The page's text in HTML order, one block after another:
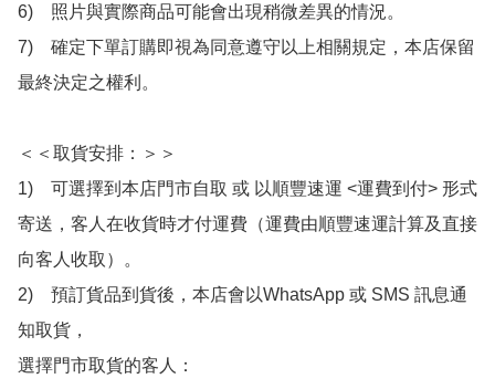
6)　照片與實際商品可能會出現稍微差異的情況。
7)　確定下單訂購即視為同意遵守以上相關規定，本店保留
最終決定之權利。
＜＜取貨安排：＞＞
1)　可選擇到本店門市自取 或 以順豐速運 <運費到付> 形式
寄送，客人在收貨時才付運費（運費由順豐速運計算及直接
向客人收取）。
2)　預訂貨品到貨後，本店會以WhatsApp 或 SMS 訊息通
知取貨，
選擇門市取貨的客人：